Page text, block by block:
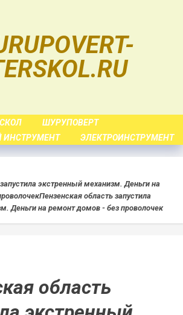
ШУРУПОВЕРТ
ИНСТРУМЕНТ
ЭЛЕКТРОИНСТРУМЕНТ
экстренный механизм. Деньги на
Пензенская область запустила
Деньги на ремонт домов - без проволочек
область